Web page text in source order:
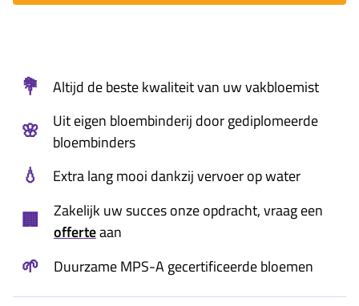
💐 Altijd de beste kwaliteit van uw vakbloemist
🌸
Uit eigen bloembinderij door gediplomeerde
bloembinders
💧 Extra lang mooi dankzij vervoer op water
🏢
Zakelijk uw succes onze opdracht, vraag een
offerteaan
🌱 Duurzame MPS-A gecertificeerde bloemen